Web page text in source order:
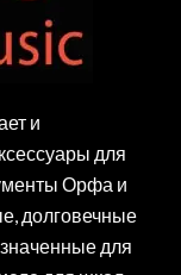
и
для
Орфа и
долговечные
для